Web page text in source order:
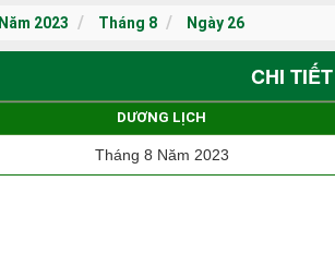
Năm 2023 Tháng 8 Ngày 26
CHI
DƯƠNG LỊCH
Tháng 8 Năm 2023